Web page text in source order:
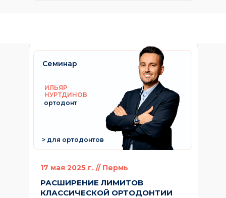
Семинар
ИЛЬЯР
НУРТДИНОВ
17 мая 2025 г. // Пермь
РАСШИРЕНИЕ ЛИМИТОВ
КЛАССИЧЕСКОЙ ОРТОДОНТИИ
ортодонт
> для ортодонтов